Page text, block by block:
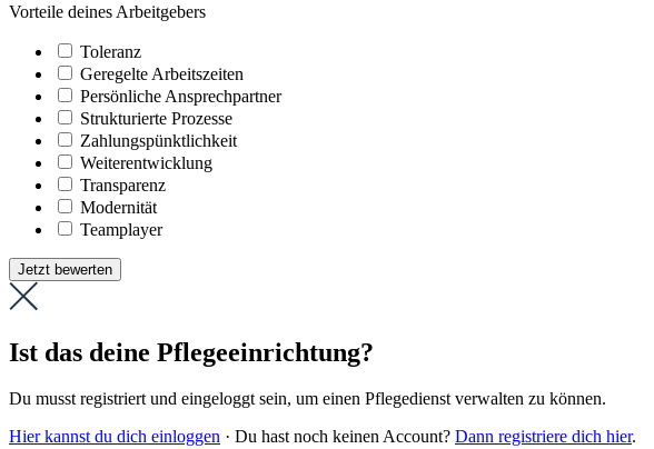
Vorteile deines Arbeitgebers
Toleranz
Geregelte Arbeitszeiten
Persönliche Ansprechpartner
Strukturierte Prozesse
Zahlungs­pünktlichkeit
Weiter­entwicklung
Transparenz
Modernität
Teamplayer
Jetzt bewerten
Ist das deine Pflegeeinrichtung?
Du musst registriert und eingeloggt sein, um einen Pflegedienst verwalten zu können.
Hier kannst du dich einloggen · Du hast noch keinen Account? Dann registriere dich hier.